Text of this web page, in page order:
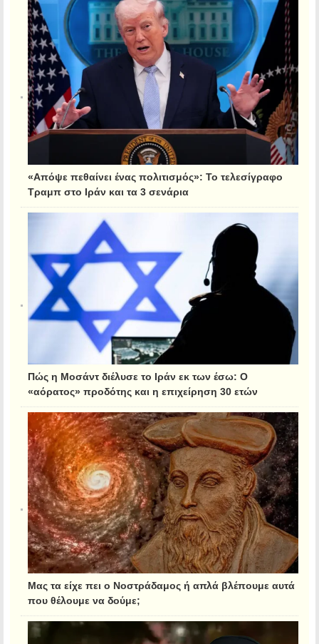
«Απόψε πεθαίνει ένας πολιτισμός»: Το τελεσίγραφο
Τραμπ στο Ιράν και τα 3 σενάρια
Πώς η Μοσάντ διέλυσε το Ιράν εκ των έσω: Ο
«αόρατος» προδότης και η επιχείρηση 30 ετών
Μας τα είχε πει ο Νοστράδαμος ή απλά βλέπουμε αυτά
που θέλουμε να δούμε;